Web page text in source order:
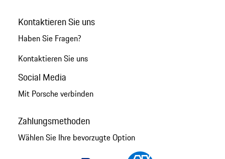
Kontaktieren Sie uns
Haben Sie Fragen?
Kontaktieren Sie uns
Social Media
Mit Porsche verbinden
Zahlungsmethoden
Wählen Sie Ihre bevorzugte Option